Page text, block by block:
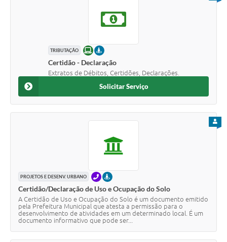
TRIBUTAÇÃO ONLINEPRESENCIAL
Certidão - Declaração
Extratos de Débitos, Certidões, Declarações.
Solicitar Serviço
PROJETOS E DESENV. URBANO TELEFONEPRESENCIAL
Certidão/Declaração de Uso e Ocupação do Solo
A Certidão de Uso e Ocupação do Solo é um documento emitido
pela Prefeitura Municipal que atesta a permissão para o
desenvolvimento de atividades em um determinado local. É um
documento informativo que pode ser...